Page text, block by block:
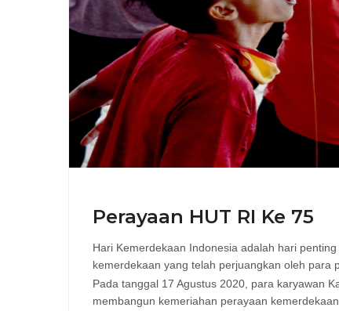
Perayaan HUT RI Ke 75
Hari Kemerdekaan Indonesia adalah hari
kemerdekaan yang telah perjuangkan oleh para
Pada tanggal 17 Agustus 2020, para karyawan
membangun kemeriahan perayaan